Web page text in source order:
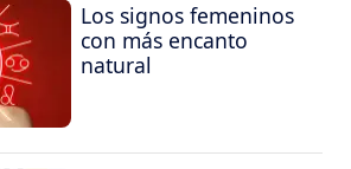
Los signos femeninos
con más encanto
natural